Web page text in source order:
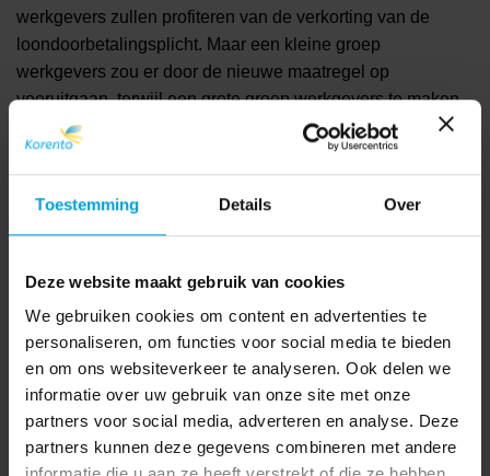
Toestemming Details Over
Deze website maakt gebruik van cookies
We gebruiken cookies om content en advertenties te
personaliseren, om functies voor social media te bieden
en om ons websiteverkeer te analyseren. Ook delen we
informatie over uw gebruik van onze site met onze
partners voor social media, adverteren en analyse. Deze
partners kunnen deze gegevens combineren met andere
werkgevers zullen profiteren van de verkorting van de
loondoorbetalingsplicht. Maar een kleine groep
werkgevers zou er door de nieuwe maatregel op
vooruitgaan, terwijl een grote groep werkgevers te maken
krijgt met een hogere premie.
Minister Koolmees van Sociale Zaken en
Werkgelegenheid heeft aangegeven dat hij wil vasthouden
aan de plannen die in het regeerakkoord zijn gemaakt. Wel
gaat hij met de werkgeversorganisaties en vakbonden in
aangescherpt kunnen worden.
Bron: Rendement